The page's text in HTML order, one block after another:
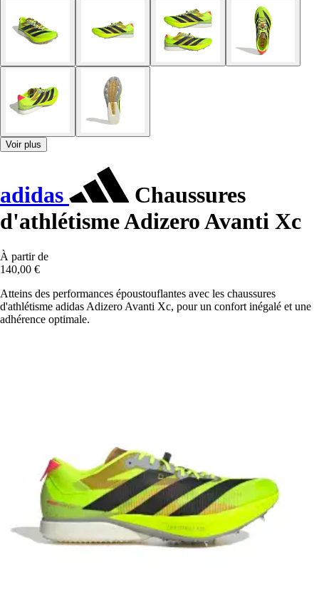
Voir plus
adidas
Chaussures
d'athlétisme Adizero Avanti Xc
À partir de
140,00 €
Atteins des performances époustouflantes avec les chaussures
d'athlétisme adidas Adizero Avanti Xc, pour un confort inégalé et une
adhérence optimale.